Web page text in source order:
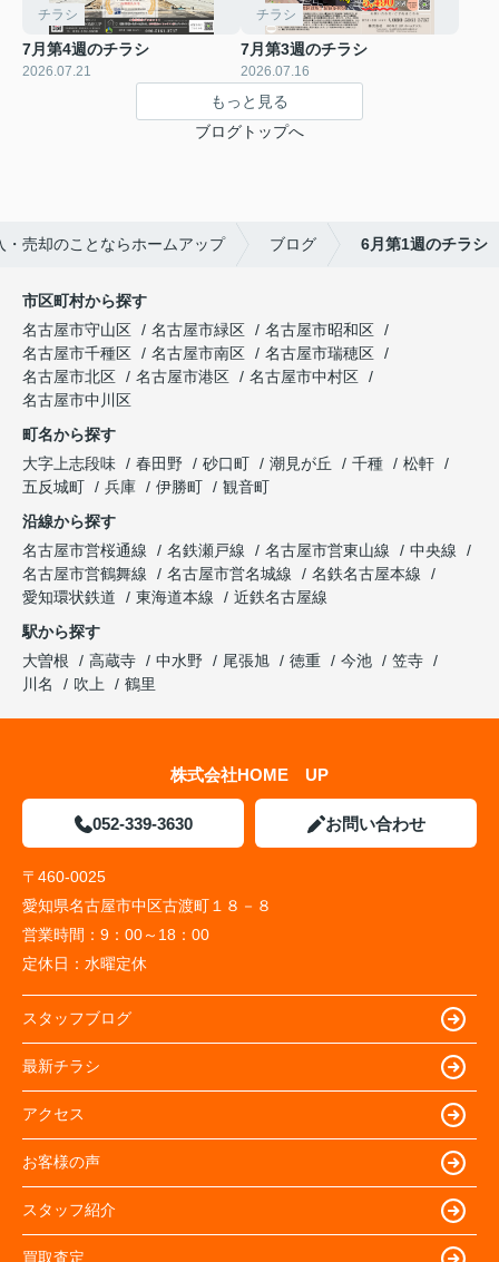
チラシ
7月第4週のチラシ
2026.07.21
チラシ
7月第3週のチラシ
2026.07.16
もっと見る
ブログトップへ
売却のことならホームアップ ブログ 6月第1週のチラシ
市区町村から探す
名古屋市守山区
名古屋市緑区
名古屋市昭和区
名古屋市千種区
名古屋市南区
名古屋市瑞穂区
名古屋市北区
名古屋市港区
名古屋市中村区
名古屋市中川区
町名から探す
大字上志段味
春田野 砂口町 潮見が丘 千種
松軒
五反城町
兵庫 伊勝町
観音町
沿線から探す
名古屋市営桜通線
名鉄瀬戸線 名古屋市営東山線
中央線
名古屋市営鶴舞線
名古屋市営名城線
名鉄名古屋本線
愛知環状鉄道
東海道本線
近鉄名古屋線
駅から探す
大曽根
高蔵寺 中水野 尾張旭 徳重 今池
笠寺
川名
吹上 鶴里
株式会社HOME UP
052-339-3630 お問い合わせ
〒460-0025
愛知県名古屋市中区古渡町１８－８
営業時間： 9：00～18：00
定休日： 水曜定休
スタッフブログ
最新チラシ
アクセス
お客様の声
スタッフ紹介
買取査定